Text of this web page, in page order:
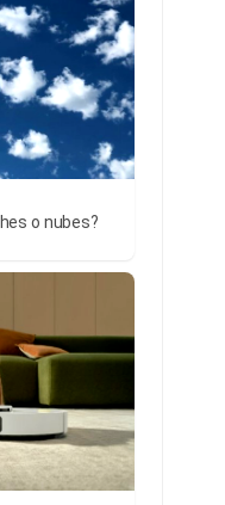
o nubes?